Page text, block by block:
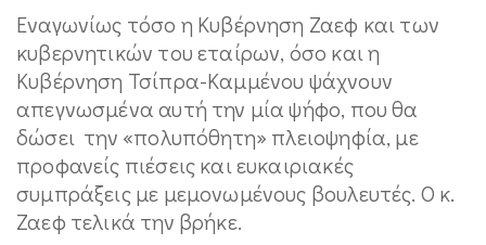
Εναγωνίως τόσο η Κυβέρνηση Ζαεφ και των
κυβερνητικών του εταίρων, όσο και η
Κυβέρνηση Τσίπρα-Καμμένου ψάχνουν
απεγνωσμένα αυτή την μία ψήφο, που θα
δώσει την «πολυπόθητη» πλειοψηφία, με
προφανείς πιέσεις και ευκαιριακές
συμπράξεις με μεμονωμένους βουλευτές. Ο κ.
Ζαεφ τελικά την βρήκε.